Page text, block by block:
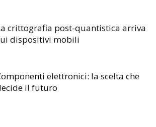
crittografia post-quantistica arriva
dispositivi mobili
elettronici: la scelta che
il futuro